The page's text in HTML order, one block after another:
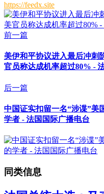
https://feedx.site
前一篇
美伊和平协议进入最后冲刺
官员称达成机率超过80% -
后一篇
中国证实扣留一名“涉谍”美
学者 - 法国国际广播电台
同类信息